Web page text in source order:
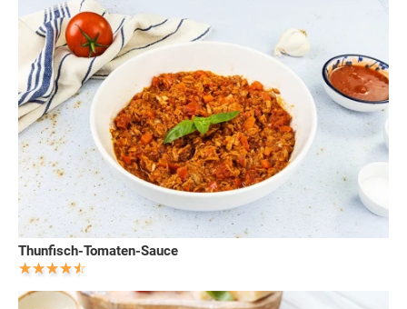
Thunfisch-Tomaten-Sauce